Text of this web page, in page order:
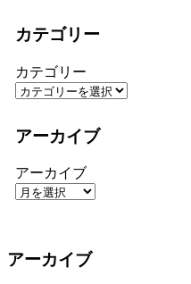
カテゴリー
カテゴリー
アーカイブ
アーカイブ
アーカイブ